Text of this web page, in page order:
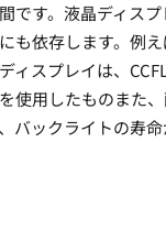
です。液晶ディスプ
も依存します。例
ィスプレイは、
使用したものまた
バックライトの寿